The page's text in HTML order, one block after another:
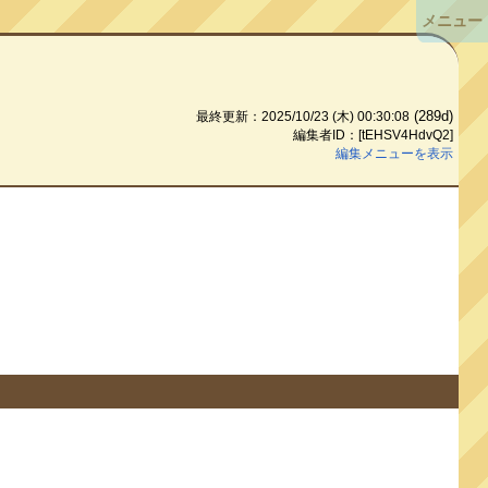
最終更新：2025/10/23 (木) 00:30:08 (289d)
編集者ID：[tEHSV4HdvQ2]
編集メニューを表示
メニュー